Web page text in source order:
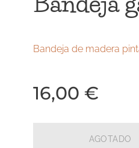
Bandeja de madera
16,00 €
AGOTADO